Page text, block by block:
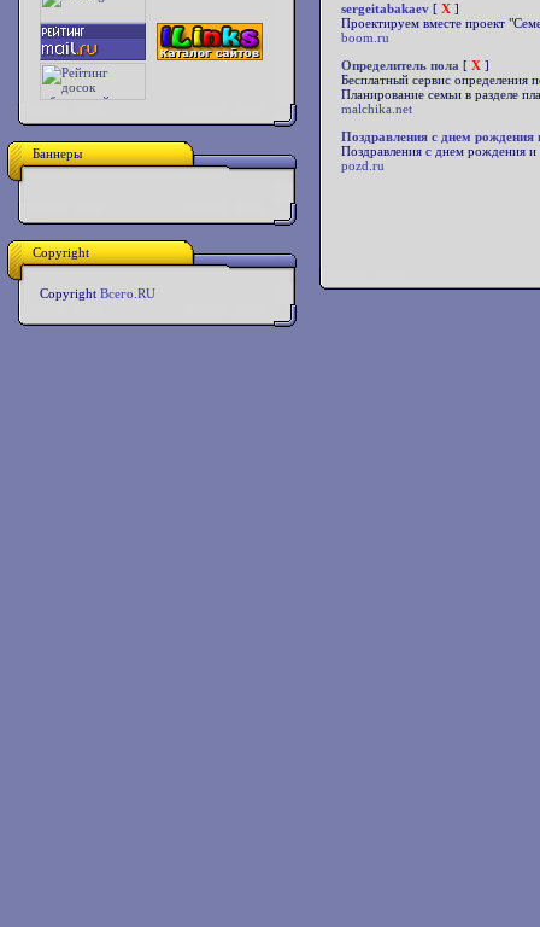
Баннеры
Copyright
Copyright Всего.RU
sergeitabakaev [ X ]
Проектируем вместе проект
boom.ru
Определитель пола [ X ]
Бесплатный сервис определения
Планирование семьи в разделе
malchika.net
Поздравления с днем рождения
Поздравления с днем рождения
pozd.ru